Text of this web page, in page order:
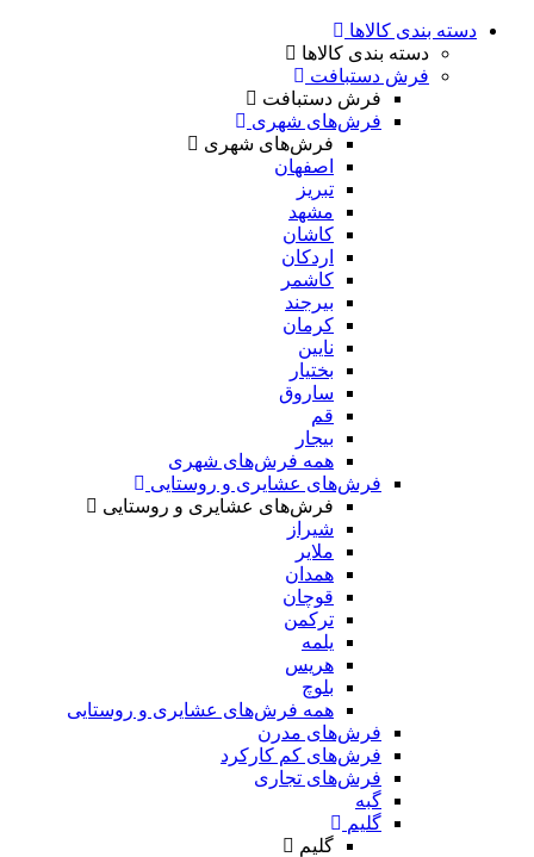
دسته بندی کالاها
دسته بندی کالاها
فرش دستبافت
فرش دستبافت
فرش‌های شهری
فرش‌های شهری
اصفهان
تبریز
مشهد
کاشان
اردکان
کاشمر
بیرجند
کرمان
نایین
بختیار
ساروق
قم
بیجار
همه فرش‌های شهری
فرش‌های عشایری و روستایی
فرش‌های عشایری و روستایی
شیراز
ملایر
همدان
قوچان
ترکمن
یلمه
هریس
بلوچ
همه فرش‌های عشایری و روستایی
فرش‌های مدرن
فرش‌های کم کارکرد
فرش‌های تجاری
گبه
گلیم
گلیم